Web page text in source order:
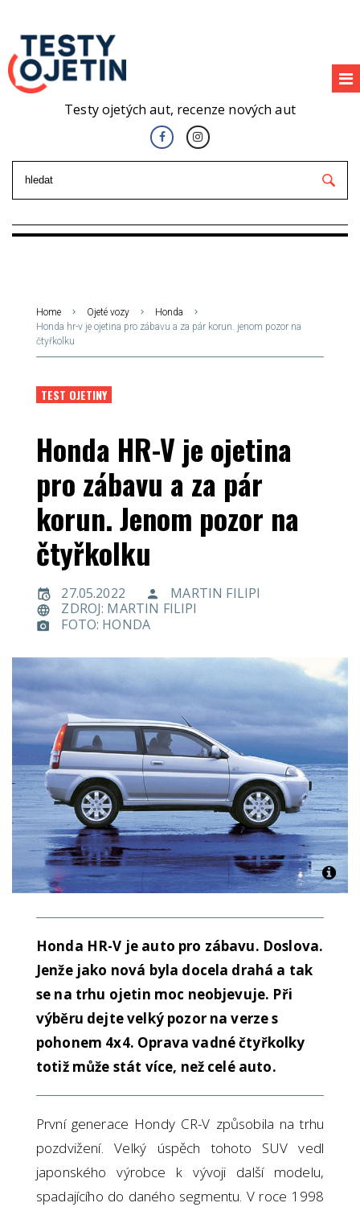
Testy ojetých aut, recenze nových aut
Home Ojeté vozy
Honda
Honda hr-v je ojetina pro zábavu a za pár korun. jenom pozor na
čtyřkolku
TEST OJETINY
Honda HR-V je ojetina
pro zábavu a za pár
korun. Jenom pozor na
čtyřkolku
27.05.2022
MARTIN FILIPI
ZDROJ: MARTIN FILIPI
FOTO: HONDA
Honda HR-V je auto pro zábavu. Doslova.
Jenže jako nová byla docela drahá a tak
se na trhu ojetin moc neobjevuje. Při
výběru dejte velký pozor na verze s
pohonem 4x4. Oprava vadné čtyřkolky
totiž může stát více, než celé auto.
První generace Hondy CR-V způsobila na trhu
pozdvižení. Velký úspěch tohoto SUV vedl
japonského výrobce k vývoji další modelu,
spadajícího do daného segmentu. V roce 1998